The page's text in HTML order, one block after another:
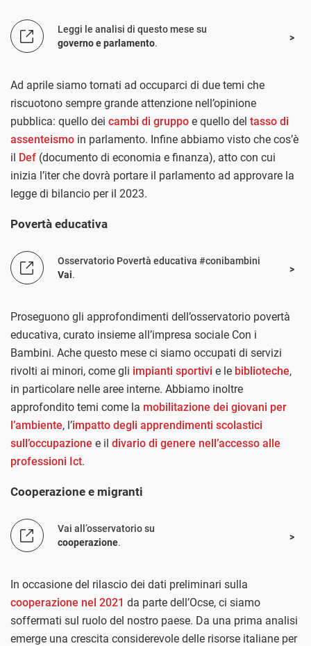
Leggi le analisi di questo mese su
governo e parlamento.
Ad aprile siamo tornati ad occuparci di due temi che
riscuotono sempre grande attenzione nell’opinione
pubblica: quello dei cambi di gruppo e quello del tasso di
assenteismo in parlamento. Infine abbiamo visto che cos’è
il Def (documento di economia e finanza), atto con cui
inizia l’iter che dovrà portare il parlamento ad approvare la
legge di bilancio per il 2023.
Povertà educativa
Osservatorio Povertà educativa #conibambini
Vai.
Proseguono gli approfondimenti dell’osservatorio povertà
educativa, curato insieme all’impresa sociale Con i
Bambini. Ache questo mese ci siamo occupati di servizi
rivolti ai minori, come gli impianti sportivi e le biblioteche,
in particolare nelle aree interne. Abbiamo inoltre
approfondito temi come la mobilitazione dei giovani per
l’ambiente, l’impatto degli apprendimenti scolastici
sull’occupazione e il divario di genere nell’accesso alle
professioni Ict.
Cooperazione e migranti
Vai all’osservatorio su
cooperazione.
In occasione del rilascio dei dati preliminari sulla
cooperazione nel 2021 da parte dell’Ocse, ci siamo
soffermati sul ruolo del nostro paese. Da una prima analisi
emerge una crescita considerevole delle risorse italiane per